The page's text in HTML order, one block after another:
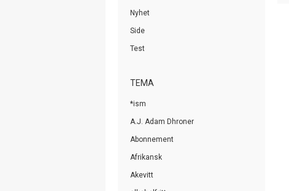
Nyhet
Side
Test
TEMA
*ism
A.J. Adam Dhroner
Abonnement
Afrikansk
Akevitt